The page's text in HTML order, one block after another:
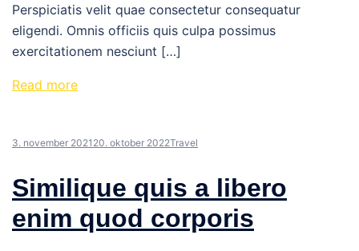
Perspiciatis velit quae consectetur consequatur
eligendi. Omnis officiis quis culpa possimus
exercitationem nesciunt […]
Read more
3. november 2021 20. oktober 2022Travel
Similique quis a libero
enim quod corporis